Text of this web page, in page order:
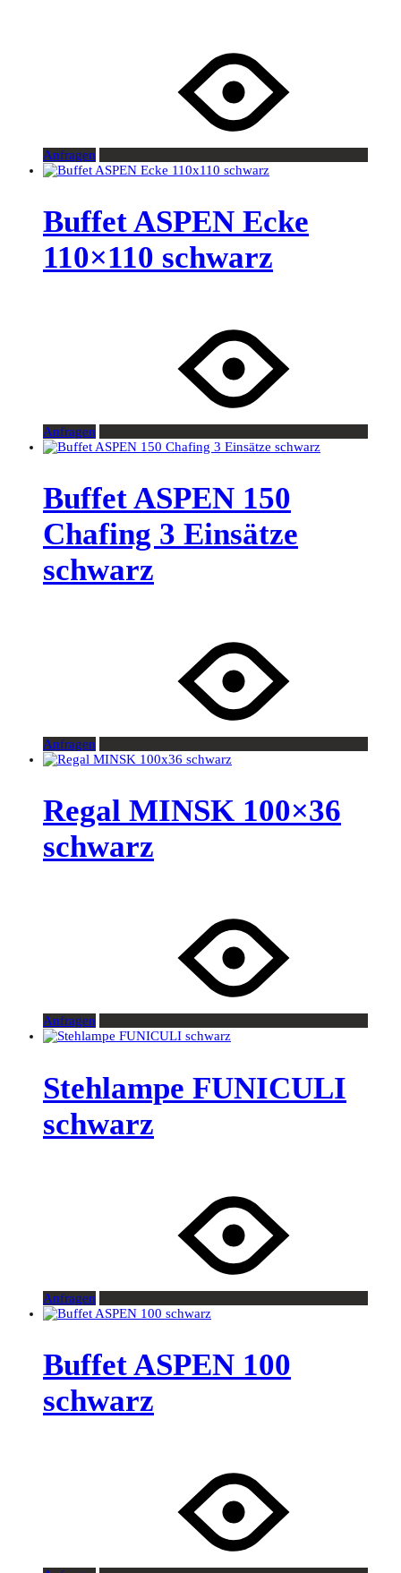
Anfragen
Buffet ASPEN Ecke
110×110 schwarz
Anfragen
Buffet ASPEN 150
Chafing 3 Einsätze
schwarz
Anfragen
Regal MINSK 100×36
schwarz
Anfragen
Stehlampe FUNICULI
schwarz
Anfragen
Buffet ASPEN 100
schwarz